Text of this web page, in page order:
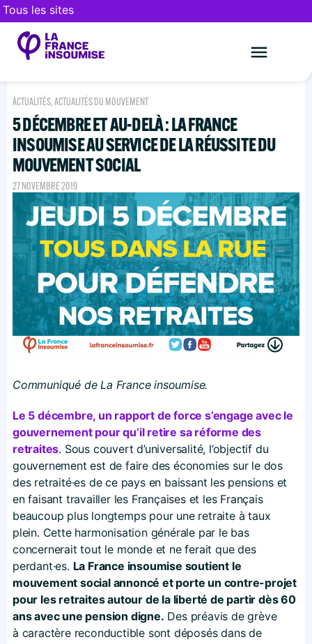
Tous les sites
ACTUALITÉS,ACTUALITÉS DU MOUVEMENT
5 DÉCEMBRE ET AU-DELÀ : LA FRANCE
INSOUMISE AU SERVICE DE LA RÉUSSITE DU
MOUVEMENT SOCIAL
27 NOVEMBRE 2019
Communiqué de La France insoumise.
Le 5 décembre, un rapport de force s’engage avec le
gouvernement pour qu’il retire sa réforme des
retraites. Sous couvert d’universalité, l’objectif du
gouvernement est de faire des économies sur le dos
des retraité·es de ce pays en baissant les pensions et
en faisant travailler les Françaises et les Français
beaucoup plus longtemps pour une retraite à taux
plein. Cette harmonisation générale par le bas
concernerait tout le monde et ne ferait que des
perdant·es. La France insoumise soutient le
mouvement social annoncé et porte un contre-projet
pour les retraites autour de la liberté de partir dès 60
ans avec une pension digne. Des préavis de grève
à caractère reconductible sont déposés dans de